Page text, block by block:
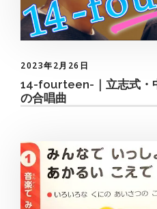
2023年2月26日
14-fourteen-｜立志式・
の合唱曲